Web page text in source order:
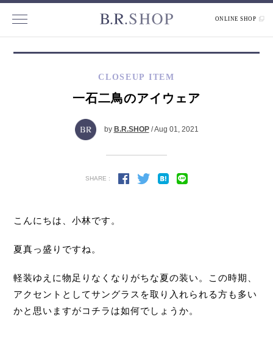
ONLINE SHOP
CLOSEUP ITEM
一石二鳥のアイウェア
by B.R.SHOP/ Aug 01, 2021
SHARE :
こんにちは、小林です。
夏真っ盛りですね。
軽装ゆえに物足りなくなりがちな夏の装い。この時期、
アクセントとしてサングラスを取り入れられる方も多い
かと思いますがコチラは如何でしょうか。